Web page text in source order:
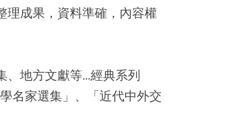
理成果，資料準確，內容權
、地方文獻等…經典系列
名家選集」、「近代中外交